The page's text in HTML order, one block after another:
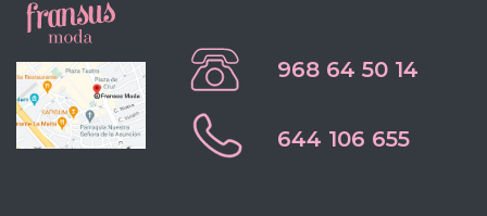
968 64 50 14
644 106 655